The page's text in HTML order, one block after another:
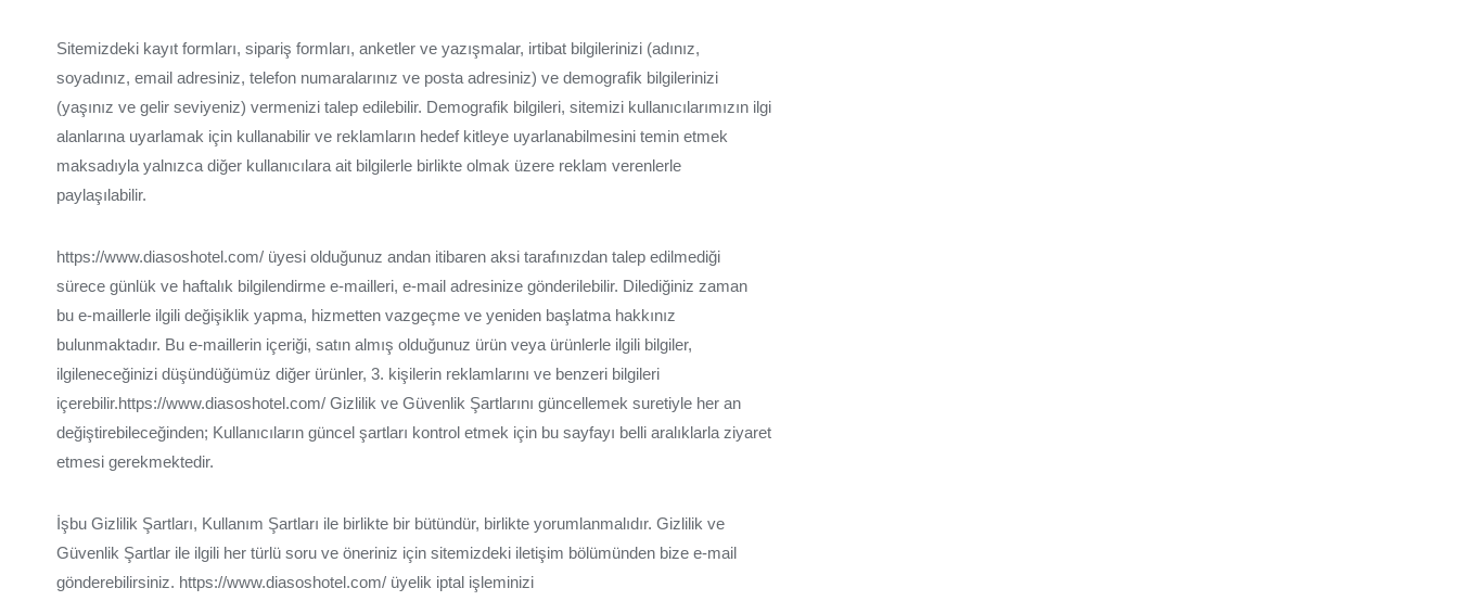
Sitemizdeki kayıt formları, sipariş formları, anketler ve yazışmalar, irtibat bilgilerinizi (adınız,
soyadınız, email adresiniz, telefon numaralarınız ve posta adresiniz) ve demografik bilgilerinizi
(yaşınız ve gelir seviyeniz) vermenizi talep edilebilir. Demografik bilgileri, sitemizi kullanıcılarımızın ilgi
alanlarına uyarlamak için kullanabilir ve reklamların hedef kitleye uyarlanabilmesini temin etmek
maksadıyla yalnızca diğer kullanıcılara ait bilgilerle birlikte olmak üzere reklam verenlerle
paylaşılabilir.
https://www.diasoshotel.com/ üyesi olduğunuz andan itibaren aksi tarafınızdan talep edilmediği
sürece günlük ve haftalık bilgilendirme e-mailleri, e-mail adresinize gönderilebilir. Dilediğiniz zaman
bu e-maillerle ilgili değişiklik yapma, hizmetten vazgeçme ve yeniden başlatma hakkınız
bulunmaktadır. Bu e-maillerin içeriği, satın almış olduğunuz ürün veya ürünlerle ilgili bilgiler,
ilgileneceğinizi düşündüğümüz diğer ürünler, 3. kişilerin reklamlarını ve benzeri bilgileri
içerebilir.https://www.diasoshotel.com/ Gizlilik ve Güvenlik Şartlarını güncellemek suretiyle her an
değiştirebileceğinden; Kullanıcıların güncel şartları kontrol etmek için bu sayfayı belli aralıklarla ziyaret
etmesi gerekmektedir.
İşbu Gizlilik Şartları, Kullanım Şartları ile birlikte bir bütündür, birlikte yorumlanmalıdır. Gizlilik ve
Güvenlik Şartlar ile ilgili her türlü soru ve öneriniz için sitemizdeki iletişim bölümünden bize e-mail
gönderebilirsiniz. https://www.diasoshotel.com/ üyelik iptal işleminizi